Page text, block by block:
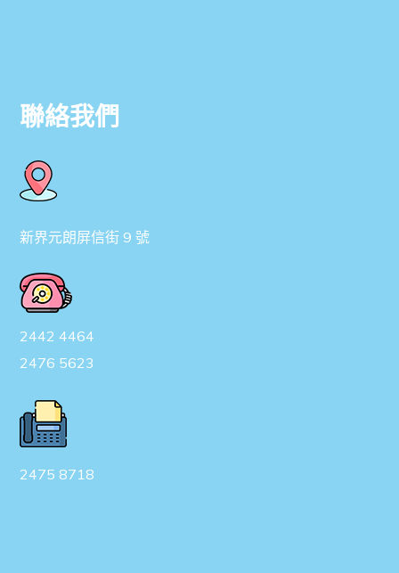
聯絡我們
新界元朗屏信街 9 號
2442 4464
2476 5623
2475 8718